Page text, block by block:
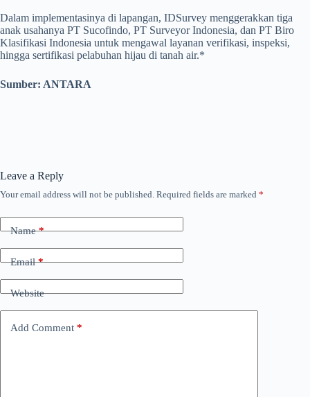
Dalam implementasinya di lapangan, IDSurvey menggerakkan tiga
anak usahanya PT Sucofindo, PT Surveyor Indonesia, dan PT Biro
Klasifikasi Indonesia untuk mengawal layanan verifikasi, inspeksi,
hingga sertifikasi pelabuhan hijau di tanah air.*
Sumber: ANTARA
Leave a Reply
Your email address will not be published. Required fields are marked *
Name*
Email*
Website
Add Comment *